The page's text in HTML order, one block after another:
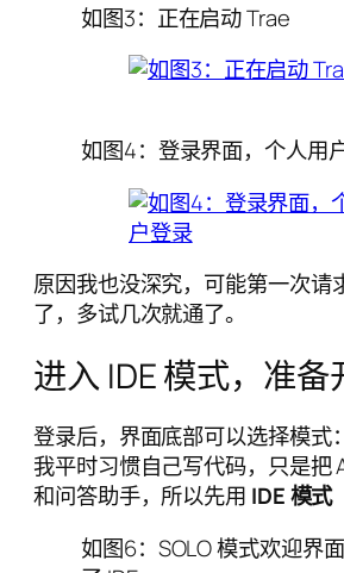
如图3：正在启动 Trae
如图4：登录界面，个人用
原因我也没深究，可能第一次请
了，多试几次就通了。
进入 IDE 模式，准备
登录后，界面底部可以选择模式：
我平时习惯自己写代码，只是把
和问答助手，所以先用 IDE 模式
如图6：SOLO 模式欢迎界